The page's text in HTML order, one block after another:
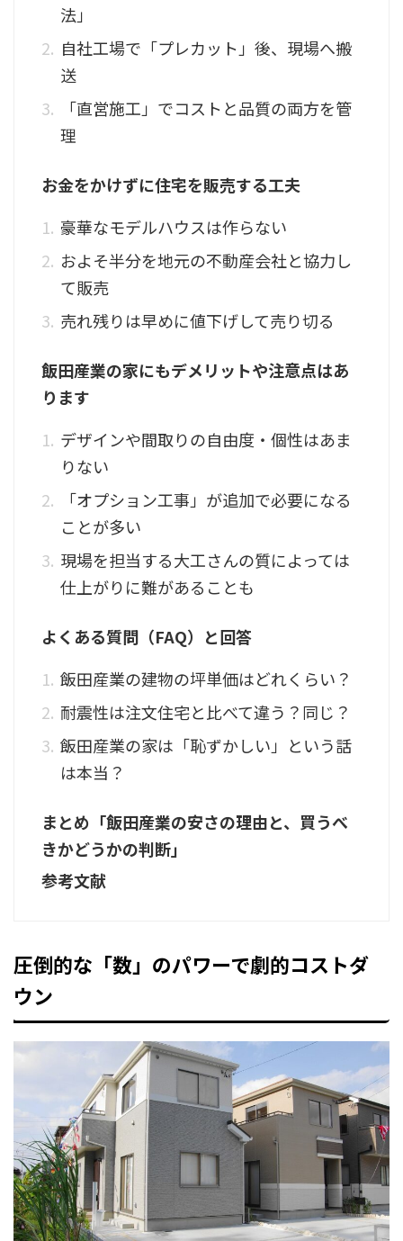
法」
自社工場で「プレカット」後、現場へ搬
送
「直営施工」でコストと品質の両方を管
理
お金をかけずに住宅を販売する工夫
豪華なモデルハウスは作らない
およそ半分を地元の不動産会社と協力し
て販売
売れ残りは早めに値下げして売り切る
飯田産業の家にもデメリットや注意点はあ
ります
デザインや間取りの自由度・個性はあま
りない
「オプション工事」が追加で必要になる
ことが多い
現場を担当する大工さんの質によっては
仕上がりに難があることも
よくある質問（FAQ）と回答
飯田産業の建物の坪単価はどれくらい？
耐震性は注文住宅と比べて違う？同じ？
飯田産業の家は「恥ずかしい」という話
は本当？
まとめ「飯田産業の安さの理由と、買うべ
きかどうかの判断」
参考文献
圧倒的な「数」のパワーで劇的コストダ
ウン